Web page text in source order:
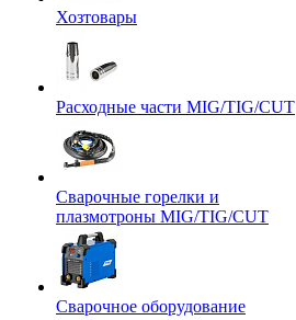
Хозтовары
Расходные части MIG/TIG/CUT
Сварочные горелки и
плазмотроны MIG/TIG/CUT
Сварочное оборудование